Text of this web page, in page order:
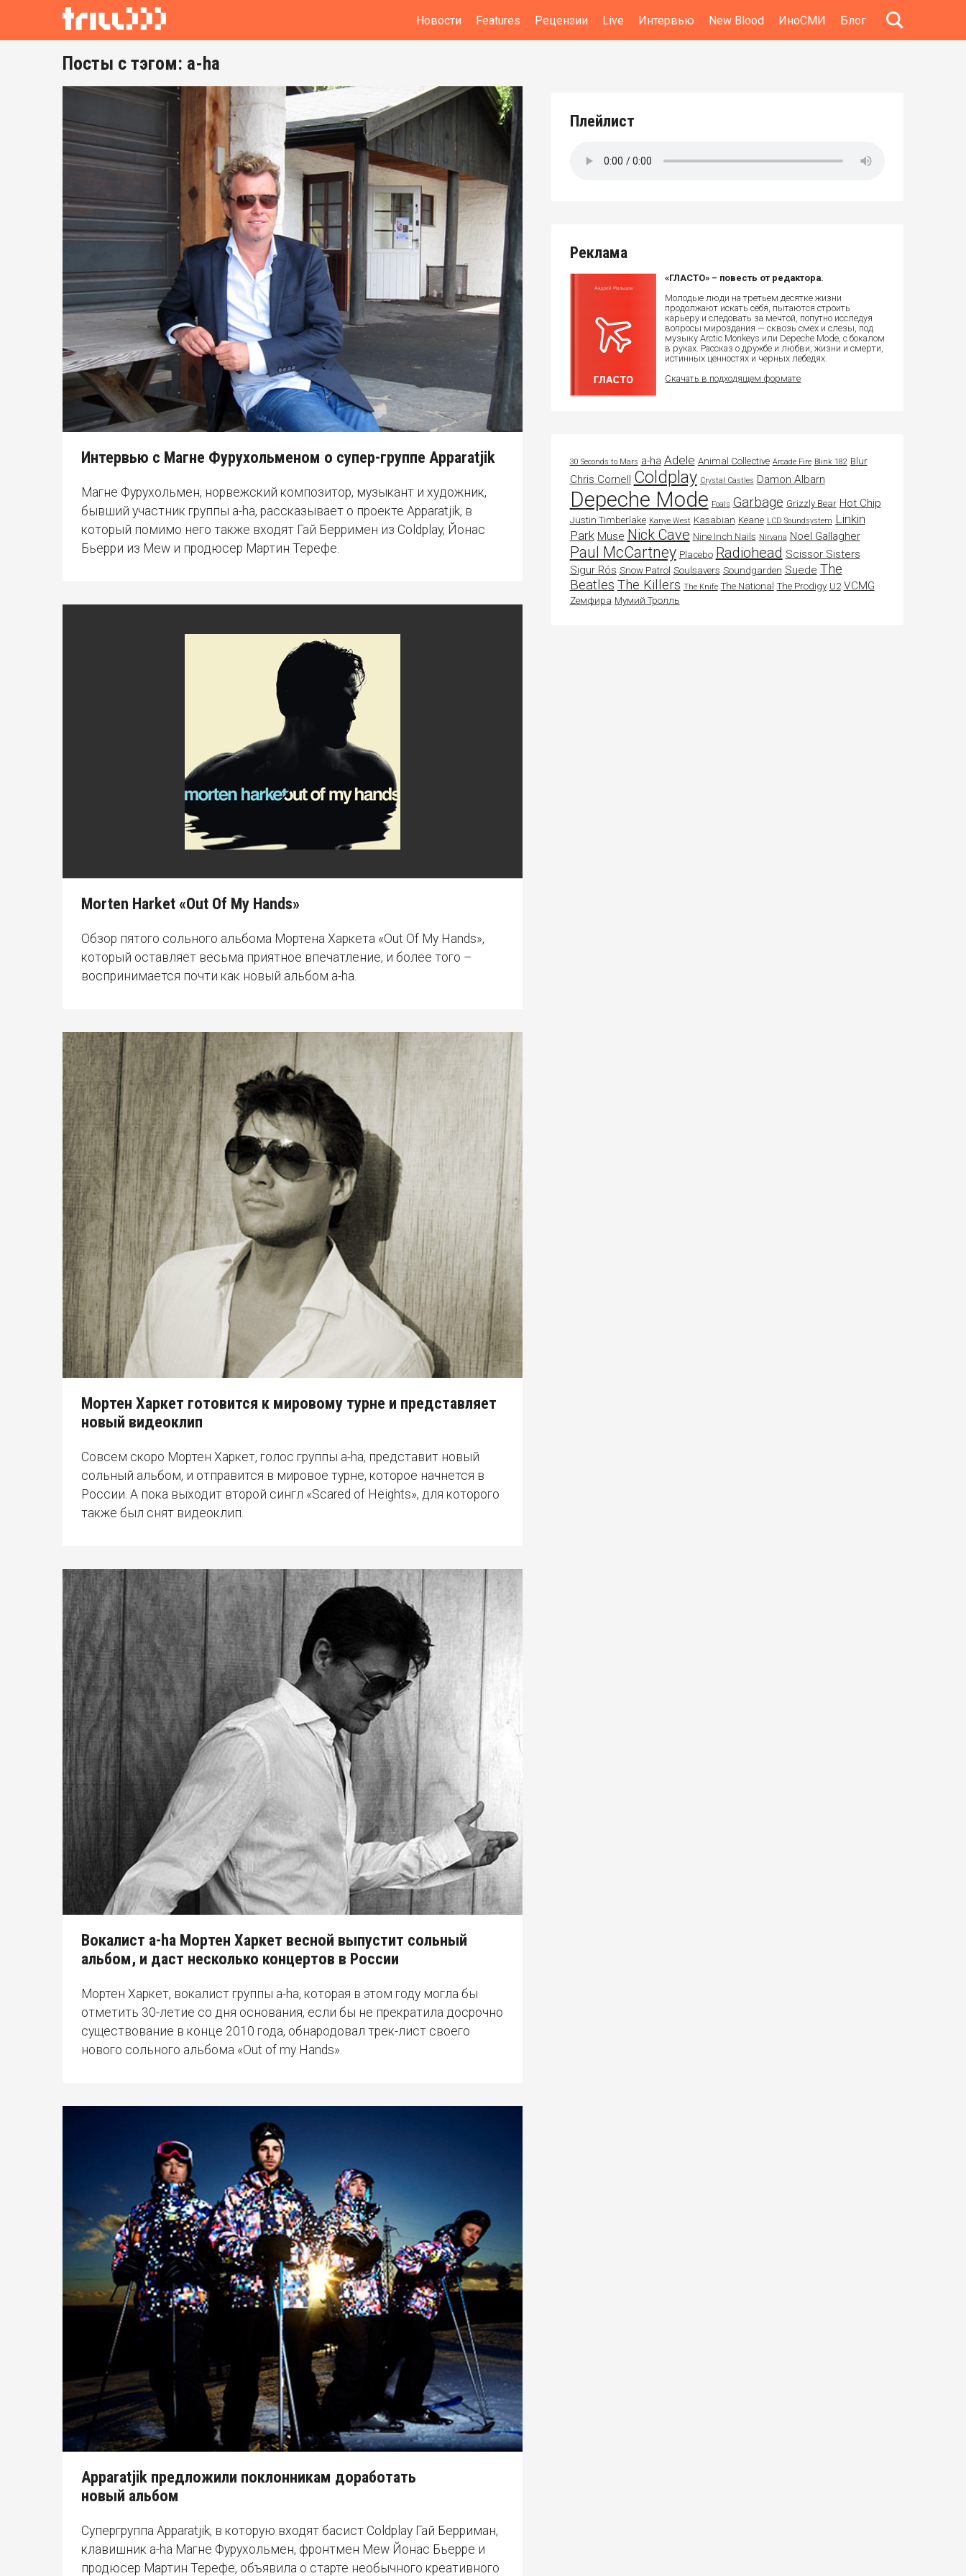
Новости Features Рецензии Live Интервью New Blood ИноСМИ Блог
Посты с тэгом: a-ha
Интервью с Магне Фурухольменом о супер-группе Apparatjik
Магне Фурухольмен, норвежский композитор, музыкант и художник,
бывший участник группы a-ha, рассказывает о проекте Apparatjik, в
который помимо него также входят Гай Берримен из Coldplay, Йонас
Бьерри из Mew и продюсер Мартин Терефе.
Morten Harket «Out Of My Hands»
Обзор пятого сольного альбома Мортена Харкета «Out Of My Hands»,
который оставляет весьма приятное впечатление, и более того –
воспринимается почти как новый альбом a-ha.
Мортен Харкет готовится к мировому турне и представляет
новый видеоклип
Совсем скоро Мортен Харкет, голос группы a-ha, представит новый
сольный альбом, и отправится в мировое турне, которое начнется в
России. А пока выходит второй сингл «Scared of Heights», для которого
также был снят видеоклип.
Вокалист a-ha Мортен Харкет весной выпустит сольный
альбом, и даст несколько концертов в России
Мортен Харкет, вокалист группы a-ha, которая в этом году могла бы
отметить 30-летие со дня основания, если бы не прекратила досрочно
существование в конце 2010 года, обнародовал трек-лист своего
нового сольного альбома «Out of my Hands».
Apparatjik предложили поклонникам доработать
новый альбом
Супергруппа Apparatjik, в которую входят басист Coldplay Гай Берриман,
клавишник a-ha Магне Фурухольмен, фронтмен Mew Йонас Бьерре и
продюсер Мартин Терефе, объявила о старте необычного креативного
Плейлист
Реклама
«ГЛАСТО» – повесть от редактора.
Молодые люди на третьем десятке жизни
продолжают искать себя, пытаются строить
карьеру и следовать за мечтой, попутно исследуя
вопросы мироздания — сквозь смех и слезы, под
музыку Arctic Monkeys или Depeche Mode, с бокалом
в руках. Рассказ о дружбе и любви, жизни и смерти,
истинных ценностях и черных лебедях.
Скачать в подходящем формате
30 Seconds to Mars a-ha Adele Animal Collective Arcade Fire Blink 182 Blur
Chris Cornell Coldplay Crystal Castles Damon Albarn
Depeche Mode Foals Garbage Grizzly Bear Hot Chip
Justin Timberlake Kanye West Kasabian Keane LCD Soundsystem Linkin
Park Muse Nick Cave Nine Inch Nails Nirvana Noel Gallagher
Paul McCartney Placebo Radiohead Scissor Sisters
Sigur Rós Snow Patrol Soulsavers Soundgarden Suede The
Beatles The Killers The Knife The National The Prodigy U2 VCMG
Zемфира Мумий Тролль